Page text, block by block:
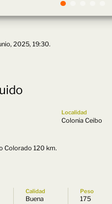
2025, 19:30.
Localidad
Colonia Ceibo
Colorado 120 km.
Calidad
Buena
Peso
175